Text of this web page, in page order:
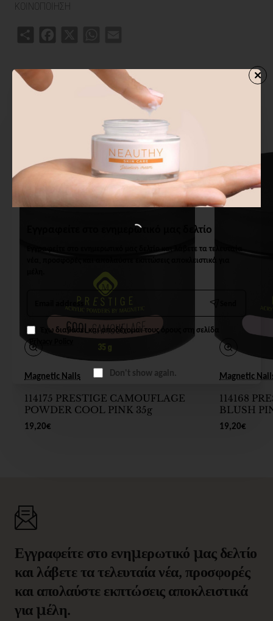
Εγγραφείτε στο ενημερωτικό μας δελτίο
Εγγραφείτε στο ενημερωτικό μας δελτίο και λάβετε τα τελευταία
νέα, προσφορές και απολαύστε εκπτώσεις αποκλειστικά για
Έχω διαβάσει και αποδέχομαι τους όρους στη σελίδα
Don't show again.
ΚΟΙΝΟΠΟΙΗΣΗ
ΑΓΟΡΑΣΑΝ ΕΠΙΣΗΣ
Magnetic Nails
114175 PRESTIGE CAMOUFLAGE
POWDER COOL PINK 35g
19,20€
Magnetic
114168
BLUSH
19,20€
Εγγραφείτε στο ενημερωτικό μας δελτίο
και λάβετε τα τελευταία νέα, προσφορές
και απολαύστε εκπτώσεις αποκλειστικά
για μέλη.